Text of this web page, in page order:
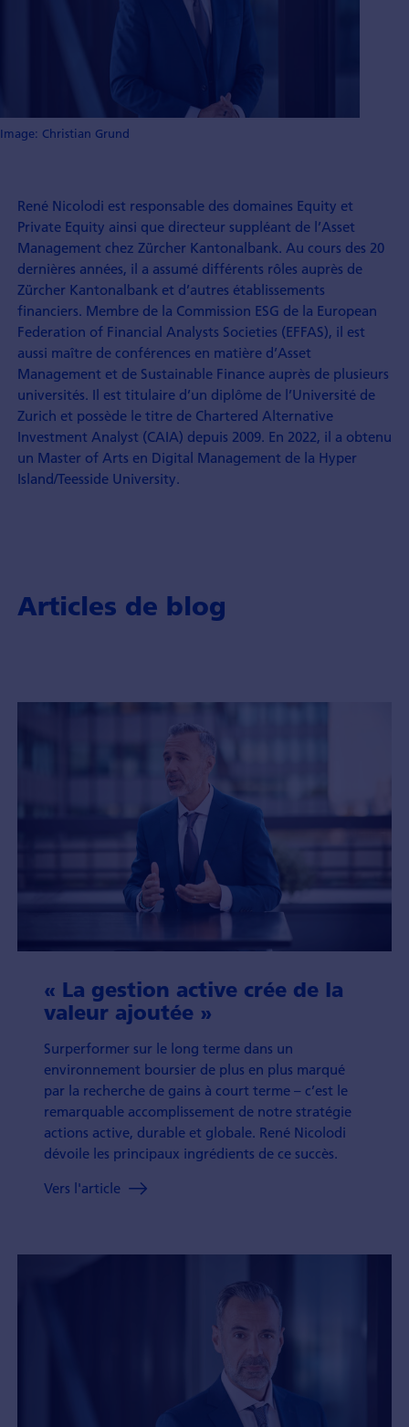
Image: Christian Grund
René Nicolodi est responsable des domaines Equity et
Private Equity ainsi que directeur suppléant de l’Asset
Management chez Zürcher Kantonalbank. Au cours des 20
dernières années, il a assumé différents rôles auprès de
Zürcher Kantonalbank et d’autres établissements
financiers. Membre de la Commission ESG de la European
Federation of Financial Analysts Societies (EFFAS), il est
aussi maître de conférences en matière d’Asset
Management et de Sustainable Finance auprès de plusieurs
universités. Il est titulaire d’un diplôme de l’Université de
Zurich et possède le titre de Chartered Alternative
Investment Analyst (CAIA) depuis 2009. En 2022, il a obtenu
un Master of Arts en Digital Management de la Hyper
Island/Teesside University.
Articles de blog
« La gestion active crée de la
valeur ajoutée »
Surperformer sur le long terme dans un
environne­ment boursier de plus en plus marqué
par la recherche de gains à court terme – c’est le
remarquable accom­plisse­ment de notre stratégie
actions active, durable et globale. René Nicolodi
dévoile les principaux ingrédients de ce succès.
Vers l'article